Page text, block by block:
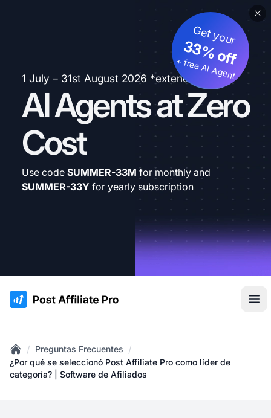
1 July – 31st August 2026 *extended
AI Agents at Zero
Cost
Get your
33% off
+ free AI Agent
Use code SUMMER-33M for monthly and
SUMMER-33Y for yearly subscription
:site.title
Home
/ Preguntas Frecuentes /
¿Por qué se seleccionó Post Affiliate Pro como líder de
categoría? | Software de Afiliados